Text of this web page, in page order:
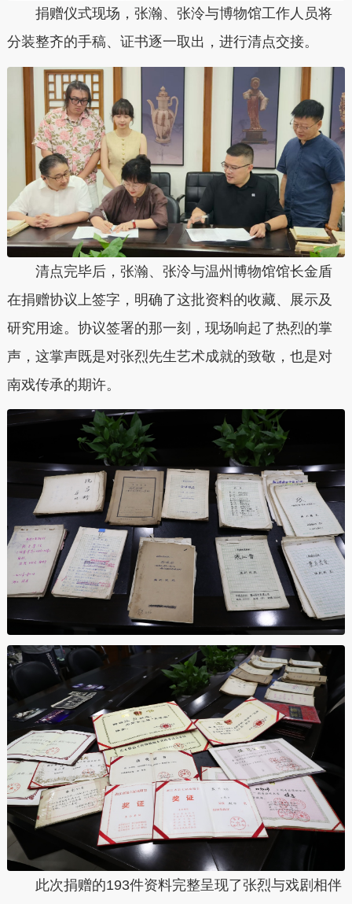
捐赠仪式现场，张瀚、张泠与博物馆工作人员将
分装整齐的手稿、证书逐一取出，进行清点交接。
清点完毕后，张瀚、张泠与温州博物馆馆长金盾
在捐赠协议上签字，明确了这批资料的收藏、展示及
研究用途。协议签署的那一刻，现场响起了热烈的掌
声，这掌声既是对张烈先生艺术成就的致敬，也是对
南戏传承的期许。
此次捐赠的193件资料完整呈现了张烈与戏剧相伴